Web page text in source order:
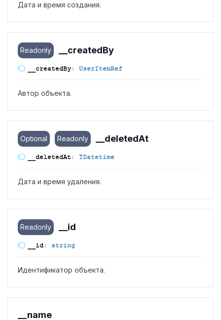
Дата и время создания.
Readonly __createdBy
__createdBy: UserItemRef
Автор объекта.
Optional Readonly __deletedAt
__deletedAt: TDatetime
Дата и время удаления.
Readonly __id
__id: string
Идентификатор объекта.
__name